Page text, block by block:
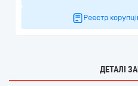
Реєстр
ДЕТАЛІ